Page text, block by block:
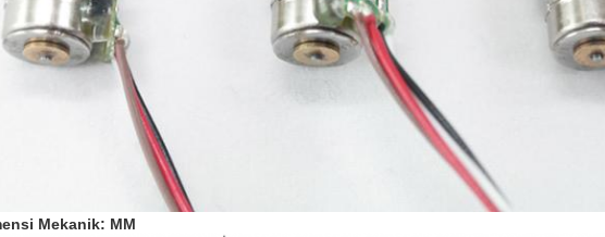
Mekanik: MM